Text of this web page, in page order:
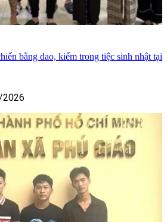
bằng dao, kiếm trong tiệc sinh nhật tại